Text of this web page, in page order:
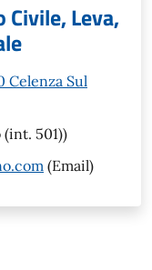
Leva,
Celenza Sul
(int. 501))
(Email)